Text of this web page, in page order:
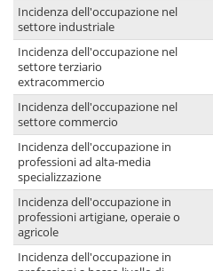
Incidenza dell'occupazione nel
settore industriale
Incidenza dell'occupazione nel
settore terziario
extracommercio
Incidenza dell'occupazione nel
settore commercio
Incidenza dell'occupazione in
professioni ad alta-media
specializzazione
Incidenza dell'occupazione in
professioni artigiane, operaie o
agricole
Incidenza dell'occupazione in